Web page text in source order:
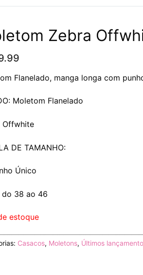
Zebra
Flanelado, manga longa com
Moletom Flanelado
Offwhite
DE TAMANHO:
Único
do 38 ao 46
estoque
Casacos, Moletons, Últimos